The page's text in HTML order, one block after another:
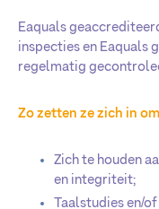
Eaquals
inspecties en Eaquals
regelmatig
Zo zetten ze zich in
Zich te houden
en integriteit;
Taalstudies en/